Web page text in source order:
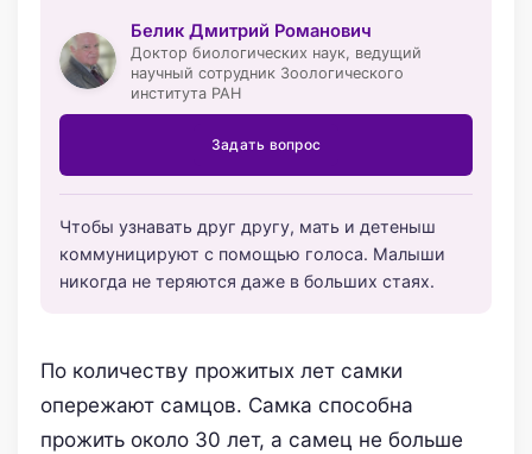
Белик Дмитрий Романович
Доктор биологических наук, ведущий
научный сотрудник Зоологического
института РАН
Задать вопрос
Чтобы узнавать друг другу, мать и детеныш
коммуницируют с помощью голоса. Малыши
никогда не теряются даже в больших стаях.
По количеству прожитых лет самки
опережают самцов. Самка способна
прожить около 30 лет, а самец не больше